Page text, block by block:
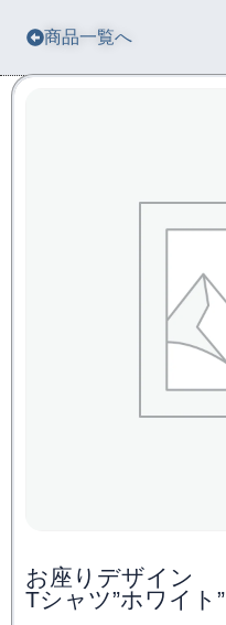
商品一覧へ
お座りデザイン
Tシャツ”ホワイト”